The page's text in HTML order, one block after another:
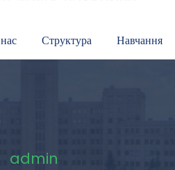
Структура Навчання
admin